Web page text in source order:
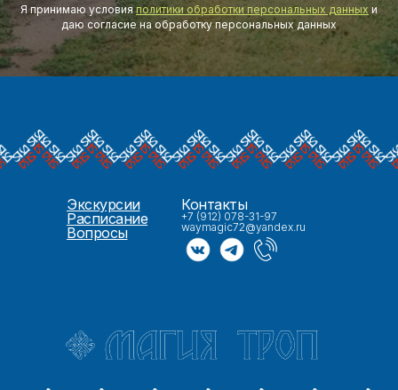
Я принимаю условия политики обработки персональных данных и
даю согласие на обработку персональных данных
Экскурсии
Расписание
Вопросы
Контакты
+7 (912) 078-31-97
waymagic72@yandex.ru